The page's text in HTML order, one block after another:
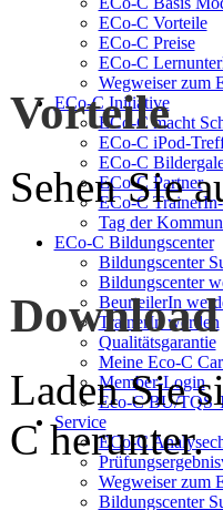
ECo-C Vorteile
ECo-C Preise
ECo-C
Wegweiser zum
ECo-C Initiative
ECo-C macht
ECo-C iPod-
ECo-C
ECo-C Partner
ECo-C
Tag der
ECo-C Bildungscenter
Bildungscenter
Bildungscenter
BeurteilerIn
TrainerIn werden
Qualitätsgarantie
Meine Eco-C
Member-Login
Eco-C BU/TQS
Service
ECo-C
Wegweiser zum
Bildungscenter
Vorteile
Sehen Sie
Download
Laden Sie
C herunter.